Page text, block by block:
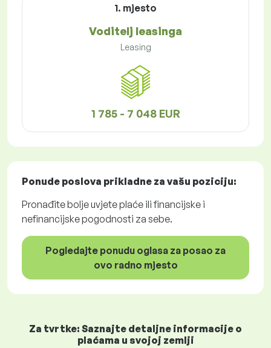
1. mjesto
Voditelj leasinga
Leasing
1 785 - 7 048 EUR
Ponude poslova prikladne za vašu poziciju:
Pronađite bolje uvjete plaće ili financijske i
nefinancijske pogodnosti za sebe.
Pogledajte ponudu oglasa za posao za
ovo radno mjesto
Za tvrtke: Saznajte detaljne informacije o
plaćama u svojoj zemlji